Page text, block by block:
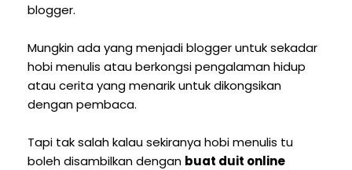
blogger.
Mungkin ada yang menjadi blogger untuk sekadar
hobi menulis atau berkongsi pengalaman hidup
atau cerita yang menarik untuk dikongsikan
dengan pembaca.
Tapi tak salah kalau sekiranya hobi menulis tu
boleh disambilkan dengan buat duit online